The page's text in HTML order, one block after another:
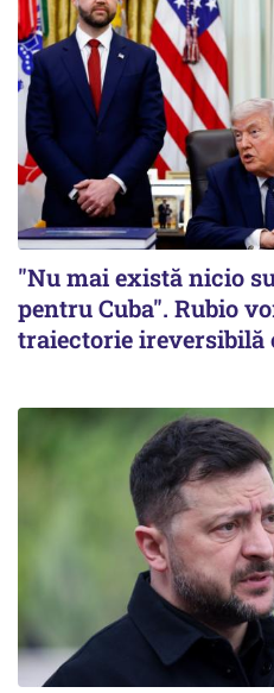
"Nu mai există nicio
pentru Cuba". Rubio
traiectorie